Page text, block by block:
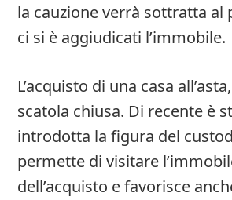
la cauzione verrà sottratta al
ci si è aggiudicati l’immobile.
L’acquisto di una casa
scatola chiusa. Di recente è
introdotta la figura del
permette di visitare
dell’acquisto e favorisce